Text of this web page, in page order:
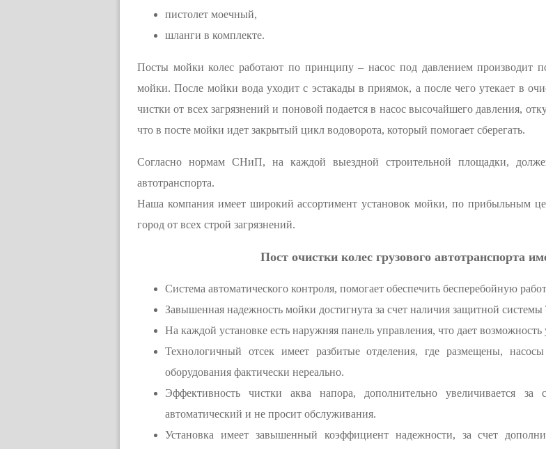
пистолет моечный,
шланги в комплекте.
Посты мойки колес работают по принципу – насос под давлением производит
мойки. После мойки вода уходит с эстакады в приямок, а после чего утекает в
чистки от всех загрязнений и поновой подается в насос высочайшего давления,
что в посте мойки идет закрытый цикл водоворота, который помогает сберегать.
Согласно нормам СНиП, на каждой выездной строительной площадки,
автотранспорта.
Наша компания имеет широкий ассортимент установок мойки, по прибыльным
город от всех строй загрязнений.
Пост очистки колес грузового автотранспорта
Система автоматического контроля, помогает обеспечить бесперебойную
Завышенная надежность мойки достигнута за счет наличия защитной
На каждой установке есть наружняя панель управления, что дает
Технологичный отсек имеет разбитые отделения, где размещены,
оборудования фактически нереально.
Эффективность чистки аква напора, дополнительно увеличивается за
автоматический и не просит обслуживания.
Установка имеет завышенный коэффициент надежности, за счет